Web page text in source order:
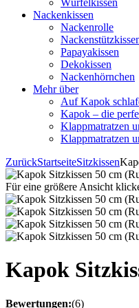
Würfelkissen
Nackenkissen
Nackenrolle
Papayakissen
Dekokissen
Nackenhörnchen
Mehr über
Auf Kapok
Kapok – die
Klappmatratzen
Klappmatratzen
ZurückStartseiteSitzkissen
Für eine größere Ansicht
Kapok
Bewertungen:(6)